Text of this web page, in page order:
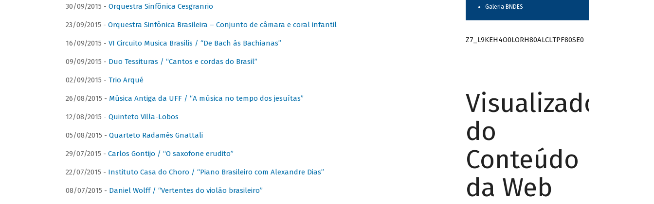
30/09/2015 - Orquestra Sinfônica Cesgranrio
23/09/2015 - Orquestra Sinfônica Brasileira – Conjunto de câmara e coral infantil
16/09/2015 - VI Circuito Musica Brasilis / “De Bach às Bachianas”
09/09/2015 - Duo Tessituras / “Cantos e cordas do Brasil”
02/09/2015 - Trio Arqué
26/08/2015 - Música Antiga da UFF / “A música no tempo dos jesuítas”
12/08/2015 - Quinteto Villa-Lobos
05/08/2015 - Quarteto Radamés Gnattali
29/07/2015 - Carlos Gontijo / “O saxofone erudito”
22/07/2015 - Instituto Casa do Choro / “Piano Brasileiro com Alexandre Dias”
08/07/2015 - Daniel Wolff / “Vertentes do violão brasileiro”
Galeria BNDES
Z7_L9KEH4O0LORH80ALCLTPF80SE0
Visualizador
do
Conteúdo
da Web